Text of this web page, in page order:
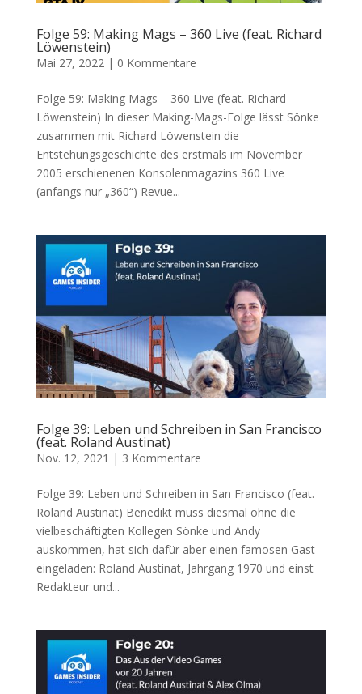
Folge 59: Making Mags – 360 Live (feat. Richard
Löwenstein)
Mai 27, 2022| 0 Kommentare
Folge 59: Making Mags – 360 Live (feat. Richard
Löwenstein) In dieser Making-Mags-Folge lässt Sönke
zusammen mit Richard Löwenstein die
Entstehungsgeschichte des erstmals im November
2005 erschienenen Konsolenmagazins 360 Live
(anfangs nur „360“) Revue...
Folge 39: Leben und Schreiben in San Francisco
(feat. Roland Austinat)
Nov. 12, 2021 | 3 Kommentare
Folge 39: Leben und Schreiben in San Francisco (feat.
Roland Austinat) Benedikt muss diesmal ohne die
vielbeschäftigten Kollegen Sönke und Andy
auskommen, hat sich dafür aber einen famosen Gast
eingeladen: Roland Austinat, Jahrgang 1970 und einst
Redakteur und...